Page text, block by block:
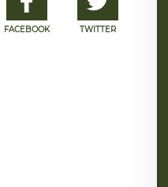
FACEBOOK TWITTER